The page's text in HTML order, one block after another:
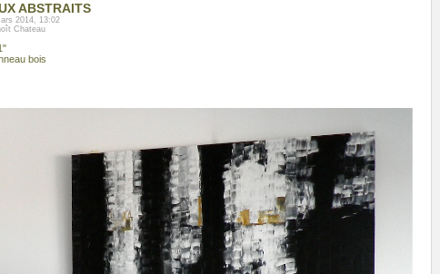
ABSTRAITS
2014, 13:02
Chateau
bois